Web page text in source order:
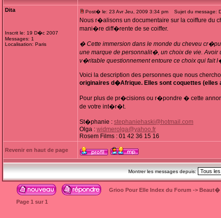
Dita
Inscrit le: 19 D�c 2007
Messages: 1
Localisation: Paris
Post� le: 23 Avr Jeu, 2009 3:34 pm Sujet du message:
Nous r�alisons un documentaire sur la coiffure du
mani�re diff�rente de se coiffer.
� Cette immersion dans le monde du cheveu
une marque de personnalit�, un choix de vie.
v�ritable questionnement entoure ce choix qui
Voici la description des personnes que nous
originaires d�Afrique. Elles sont coquettes (elles
Pour plus de pr�cisions ou r�pondre � cette
de votre int�r�t.
St�phanie : stephaniehaski@hotmail.com
Olga : widmerolga@yahoo.fr
Rosem Films : 01 42 36 15 16
Revenir en haut de page
Montrer les messages depuis:
Grioo Pour Elle Index du Forum -> Beaut�
Page 1 sur 1